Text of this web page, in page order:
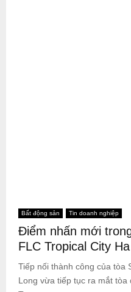
Bất động sản Tin doanh nghiệp
Điểm nhấn mới
FLC Tropical City
Tiếp nối thành công của tòa
Long vừa tiếp tục ra mắt